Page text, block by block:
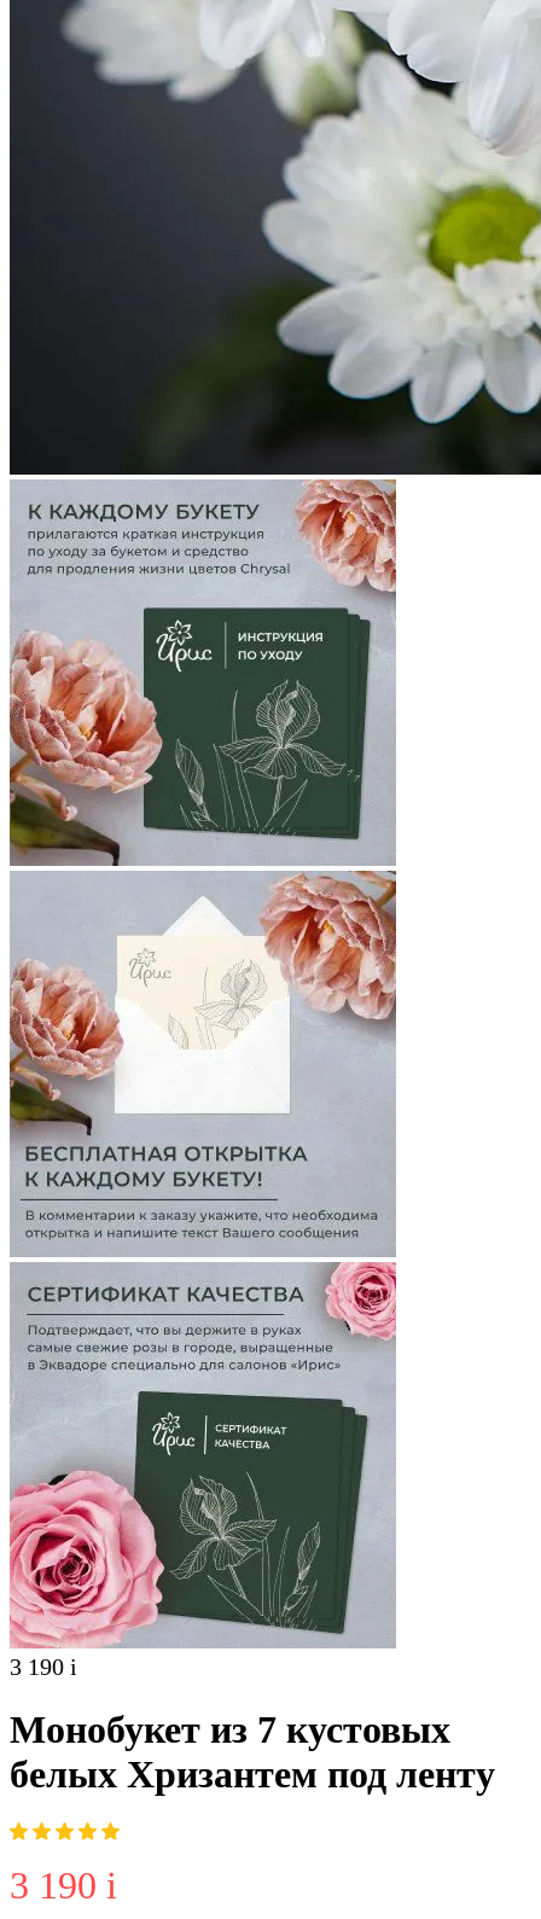
3 190 i
Монобукет из 7 кустовых
белых Хризантем под ленту
3 190 i